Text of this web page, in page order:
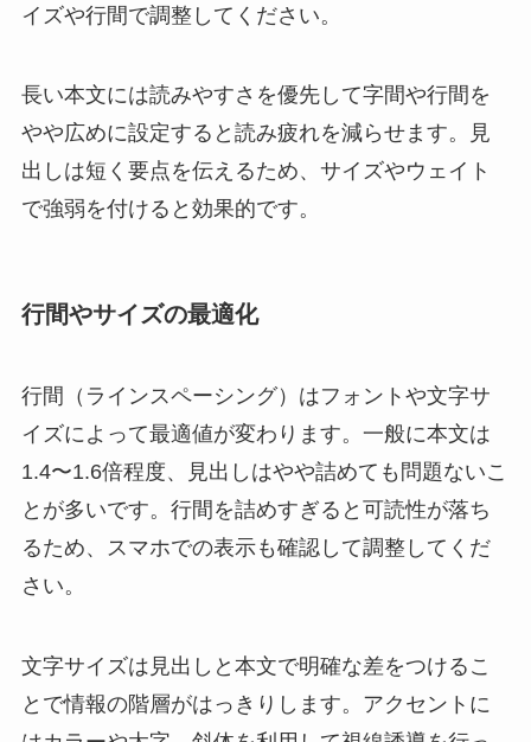
イズや行間で調整してください。
長い本文には読みやすさを優先して字間や行間を
やや広めに設定すると読み疲れを減らせます。見
出しは短く要点を伝えるため、サイズやウェイト
で強弱を付けると効果的です。
行間やサイズの最適化
行間（ラインスペーシング）はフォントや文字サ
イズによって最適値が変わります。一般に本文は
1.4〜1.6倍程度、見出しはやや詰めても問題ないこ
とが多いです。行間を詰めすぎると可読性が落ち
るため、スマホでの表示も確認して調整してくだ
さい。
文字サイズは見出しと本文で明確な差をつけるこ
とで情報の階層がはっきりします。アクセントに